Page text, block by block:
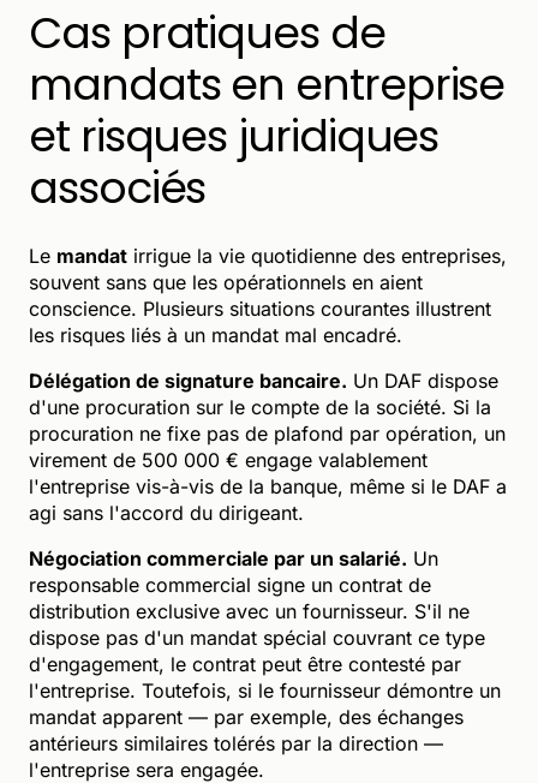
Cas pratiques de
mandats en entreprise
et risques juridiques
associés
Le mandat irrigue la vie quotidienne des entreprises,
souvent sans que les opérationnels en aient
conscience. Plusieurs situations courantes illustrent
les risques liés à un mandat mal encadré.
Délégation de signature bancaire. Un DAF dispose
d'une procuration sur le compte de la société. Si la
procuration ne fixe pas de plafond par opération, un
virement de 500 000 € engage valablement
l'entreprise vis-à-vis de la banque, même si le DAF a
agi sans l'accord du dirigeant.
Négociation commerciale par un salarié. Un
responsable commercial signe un contrat de
distribution exclusive avec un fournisseur. S'il ne
dispose pas d'un mandat spécial couvrant ce type
d'engagement, le contrat peut être contesté par
l'entreprise. Toutefois, si le fournisseur démontre un
mandat apparent — par exemple, des échanges
antérieurs similaires tolérés par la direction —
l'entreprise sera engagée.